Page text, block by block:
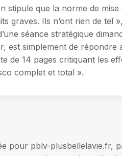
stipule que la norme de
graves. Ils n’ont rien de tel
séance stratégique
est simplement de répondre
de 14 pages critiquant les
complet et total ».
pour pblv-plusbellelavie.fr,